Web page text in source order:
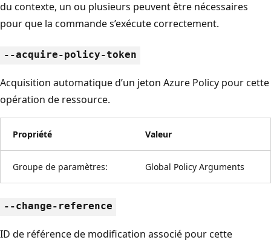
du contexte, un ou plusieurs peuvent être nécessaires
pour que la commande s’exécute correctement.
--acquire-policy-token
Acquisition automatique d’un jeton Azure Policy pour cette
opération de ressource.
Propriété Valeur
Groupe de paramètres: Global Policy Arguments
--change-reference
ID de référence de modification associé pour cette